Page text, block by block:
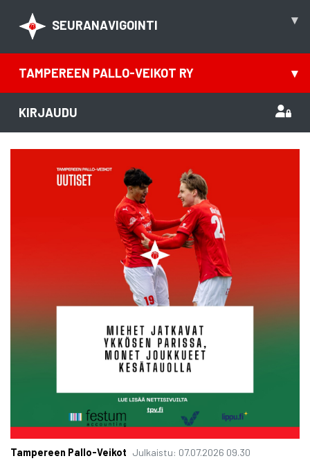
SEURANAVIGOINTI ▾
TAMPEREEN PALLO-VEIKOT RY ▾
KIRJAUDU
Tampereen Pallo-Veikot Julkaistu: 07.07.2026 09.30